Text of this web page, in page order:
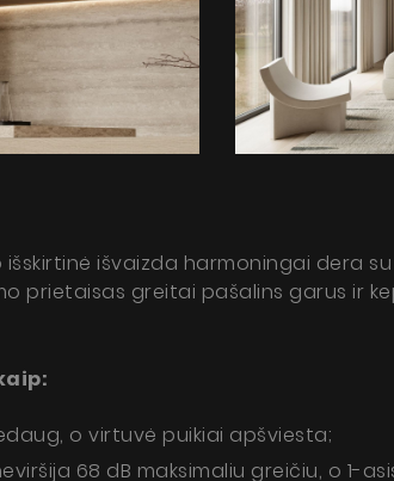
išvaizda harmoningai dera
prietaisas greitai pašalins garus ir
o virtuvė puikiai apšviesta;
68 dB maksimaliu greičiu, o 1-